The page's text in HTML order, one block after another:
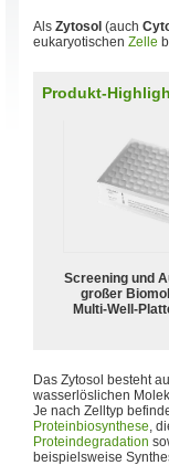
Als Zytosol (auch
eukaryotischen Zelle
Produkt-
Screening und
großer
Multi-Well-
Das Zytosol besteht
wasserlöslichen
Je nach Zelltyp
Proteinbiosynthese,
Proteindegradation
beispielsweise